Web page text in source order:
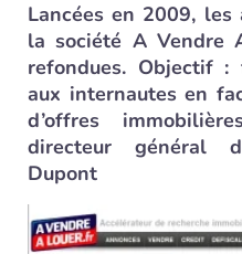
Lancées en 2009,
la société A Vendre
refondues. Objectif
aux internautes en
d’offres
directeur général
Dupont